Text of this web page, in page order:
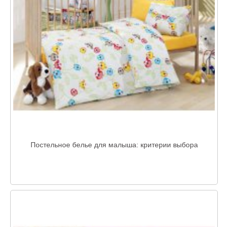
Постельное белье для малыша: критерии выбора